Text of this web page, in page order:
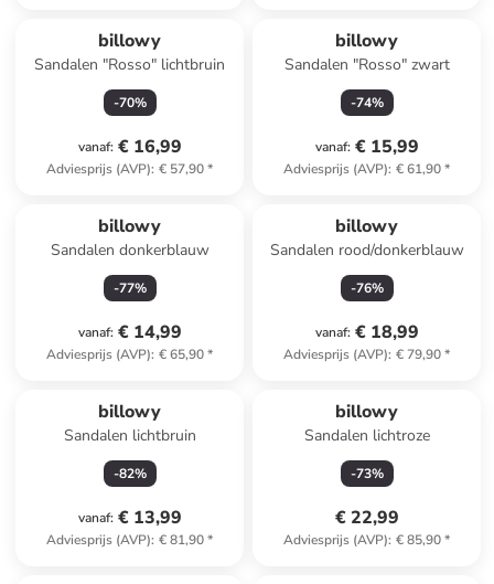
billowy
Sandalen "Rosso" lichtbruin
-70%
vanaf: € 16,99
Adviesprijs (AVP): € 57,90*
billowy
Sandalen "Rosso" zwart
-74%
vanaf: € 15,99
Adviesprijs (AVP): € 61,90*
billowy
Sandalen donkerblauw
-77%
vanaf: € 14,99
Adviesprijs (AVP): € 65,90*
billowy
Sandalen rood/donkerblauw
-76%
vanaf: € 18,99
Adviesprijs (AVP): € 79,90*
billowy
Sandalen lichtbruin
-82%
vanaf: € 13,99
Adviesprijs (AVP): € 81,90*
billowy
Sandalen lichtroze
-73%
€ 22,99
Adviesprijs (AVP): € 85,90*